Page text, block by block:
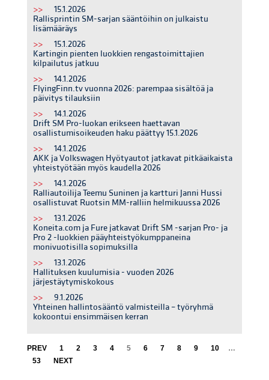
>>
15.1.2026
Rallisprintin SM-sarjan sääntöihin on julkaistu
lisämääräys
>>
15.1.2026
Kartingin pienten luokkien rengastoimittajien
kilpailutus jatkuu
>>
14.1.2026
FlyingFinn.tv vuonna 2026: parempaa sisältöä ja
päivitys tilauksiin
>>
14.1.2026
Drift SM Pro-luokan erikseen haettavan
osallistumisoikeuden haku päättyy 15.1.2026
>>
14.1.2026
AKK ja Volkswagen Hyötyautot jatkavat pitkäaikaista
yhteistyötään myös kaudella 2026
>>
14.1.2026
Ralliautoilija Teemu Suninen ja kartturi Janni Hussi
osallistuvat Ruotsin MM-ralliin helmikuussa 2026
>>
13.1.2026
Koneita.com ja Fure jatkavat Drift SM -sarjan Pro- ja
Pro 2 -luokkien pääyhteistyökumppaneina
monivuotisilla sopimuksilla
>>
13.1.2026
Hallituksen kuulumisia - vuoden 2026
järjestäytymiskokous
>>
9.1.2026
Yhteinen hallintosääntö valmisteilla – työryhmä
kokoontui ensimmäisen kerran
PREV 1 2 3 4 5 6 7 8 9 10
…
53
NEXT